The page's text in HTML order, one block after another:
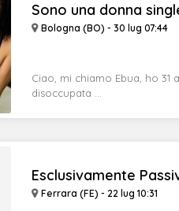
Sono una donna
Bologna (BO) - 30 lug 07:44
Ciao, mi chiamo Ebua, ho
disoccupata ...
Esclusivamente
Ferrara (FE) - 22 lug 10:31